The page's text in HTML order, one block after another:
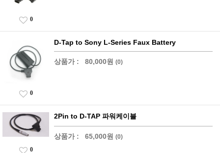
0
D-Tap to Sony L-Series Faux Battery
상품가 : 80,000원 (0)
0
2Pin to D-TAP 파워케이블
상품가 : 65,000원 (0)
0